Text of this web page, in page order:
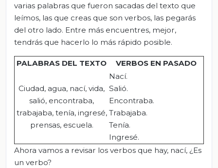
varias palabras que fueron sacadas del texto que
leímos, las que creas que son verbos, las pegarás
del otro lado. Entre más encuentres, mejor,
tendrás que hacerlo lo más rápido posible.
PALABRAS DEL TEXTO VERBOS EN PASADO
Ciudad, agua, nací, vida,
salió, encontraba,
trabajaba, tenía, ingresé,
prensas, escuela.
Nací.
Salió.
Encontraba.
Trabajaba.
Tenía.
Ingresé.
Ahora vamos a revisar los verbos que hay, nací, ¿Es
un verbo?